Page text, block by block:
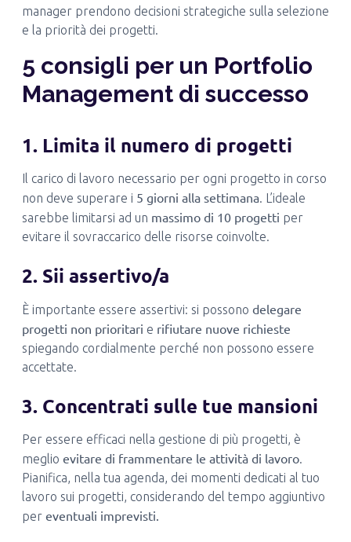
manager prendono decisioni strategiche sulla selezione
e la priorità dei progetti.
5 consigli per un Portfolio
Management di successo
1. Limita il numero di progetti
Il carico di lavoro necessario per ogni progetto in corso
non deve superare i 5 giorni alla settimana. L’ideale
sarebbe limitarsi ad un massimo di 10 progetti per
evitare il sovraccarico delle risorse coinvolte.
2. Sii assertivo/a
È importante essere assertivi: si possono delegare
progetti non prioritari e rifiutare nuove richieste
spiegando cordialmente perché non possono essere
accettate.
3. Concentrati sulle tue mansioni
Per essere efficaci nella gestione di più progetti, è
meglio evitare di frammentare le attività di lavoro.
Pianifica, nella tua agenda, dei momenti dedicati al tuo
lavoro sui progetti, considerando del tempo aggiuntivo
per eventuali imprevisti.